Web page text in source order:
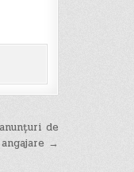
de
angajare →